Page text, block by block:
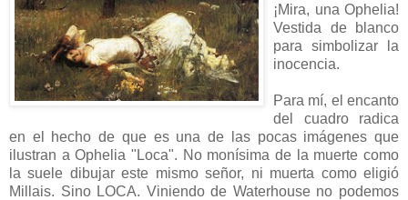
¡Mira, una Ophelia!
Vestida de blanco
para simbolizar la
inocencia.
Para mí, el encanto
del cuadro radica
en el hecho de que es una de las pocas imágenes que
ilustran a Ophelia "Loca". No monísima de la muerte como
la suele dibujar este mismo señor, ni muerta como eligió
Millais. Sino LOCA. Viniendo de Waterhouse no podemos